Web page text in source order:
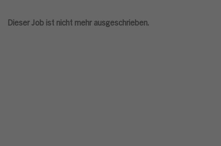
Dieser Job ist nicht mehr ausgeschrieben.